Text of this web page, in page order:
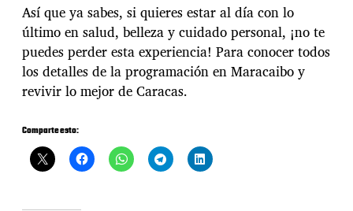
Así que ya sabes, si quieres estar al día con lo
último en salud, belleza y cuidado personal, ¡no te
puedes perder esta experiencia! Para conocer todos
los detalles de la programación en Maracaibo y
revivir lo mejor de Caracas.
Comparte esto: